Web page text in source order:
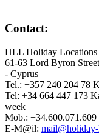
Contact:
HLL Holiday
61-63 Lord Byron
- Cyprus
Tel.: +357 240 204 78
Tel: +34 664 447 173
week
Mob.: +34.600.071.609
E-M@il: